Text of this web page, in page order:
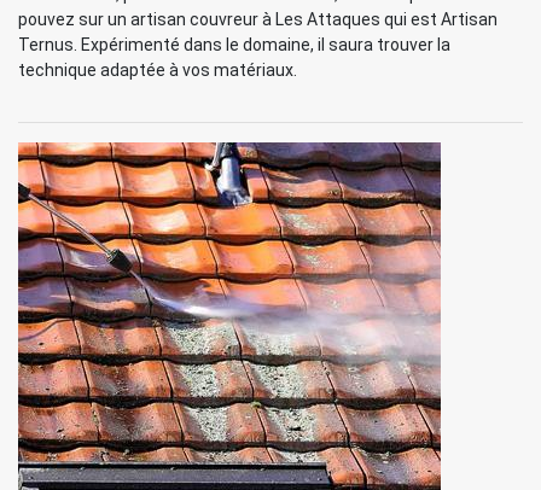
pouvez sur un artisan couvreur à Les Attaques qui est Artisan
Ternus. Expérimenté dans le domaine, il saura trouver la
technique adaptée à vos matériaux.